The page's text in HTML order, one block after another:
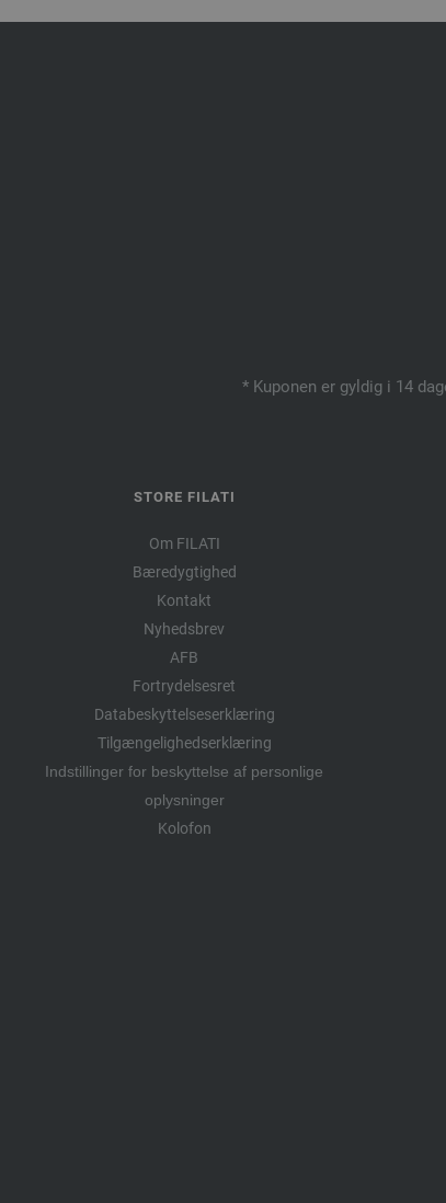
* Kuponen er gyldig i 14
STORE FILATI
Om FILATI
Bæredygtighed
Kontakt
Nyhedsbrev
AFB
Fortrydelsesret
Databeskyttelseserklæring
Tilgængelighedserklæring
Indstillinger for beskyttelse af personlige
oplysninger
Kolofon